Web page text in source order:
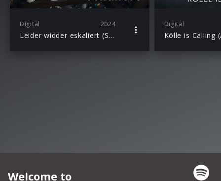
Digital 2024
Leider widder eskaliert (Single)
Digital
Kölle is Calling